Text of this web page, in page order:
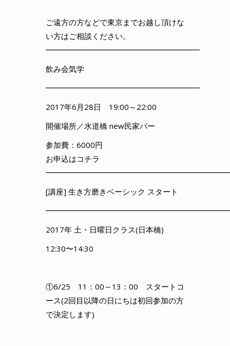
ご遠方の方などで東京までお越し頂けな
い方はご相談ください。
━━━━━━━━━━━━━━━━━━━━
飲み会気学
━━━━━━━━━━━━━━━━━━━━
2017年6月28日 19:00～22:00
開催場所／水道橋 new民家バー
参加費：6000円
お申込はコチラ
[講座] 生き方磨きベーシック スタート
2017年 土・日曜日クラス(日本橋)
12:30〜14:30
①6/25 11：00～13：00 スタートコ
ース(2回目以降の日にちは初回参加の方
で決定します)